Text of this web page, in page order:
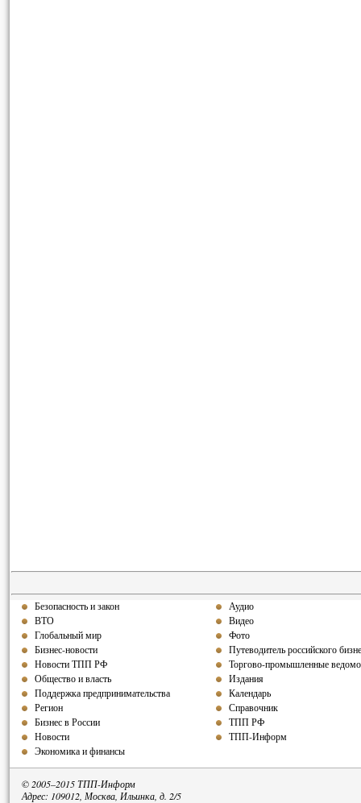
Безопасность и закон
ВТО
Глобальный мир
Бизнес-новости
Новости ТПП РФ
Общество и власть
Поддержка предпринимательства
Регион
Бизнес в России
Новости
Экономика и финансы
Аудио
Видео
Фото
Путеводитель российского
Торгово-промышленные
Издания
Календарь
Справочник
ТПП РФ
ТПП-Информ
© 2005–2015 ТПП-Информ
Адрес: 109012, Москва, Ильинка, д. 2/5